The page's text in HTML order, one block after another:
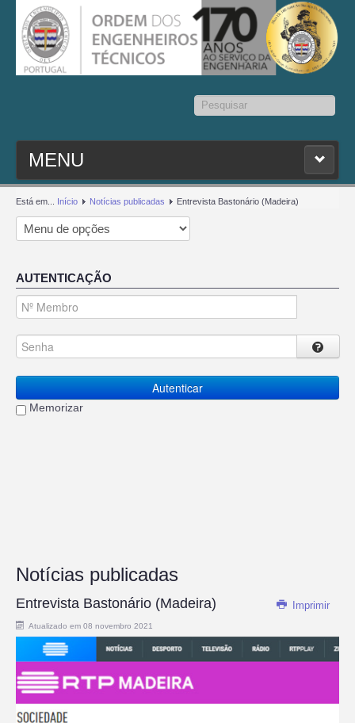
Pesquisar...
MENU
PESQ. MEMBROS
ESTATUTO
CONTACTOS
SEDAP
Está em... Início Notícias publicadas Entrevista Bastonário (Madeira)
AUTENTICAÇÃO
Autenticar
Memorizar
Notícias publicadas
Imprimir
Entrevista Bastonário (Madeira)
Atualizado em 08 novembro 2021